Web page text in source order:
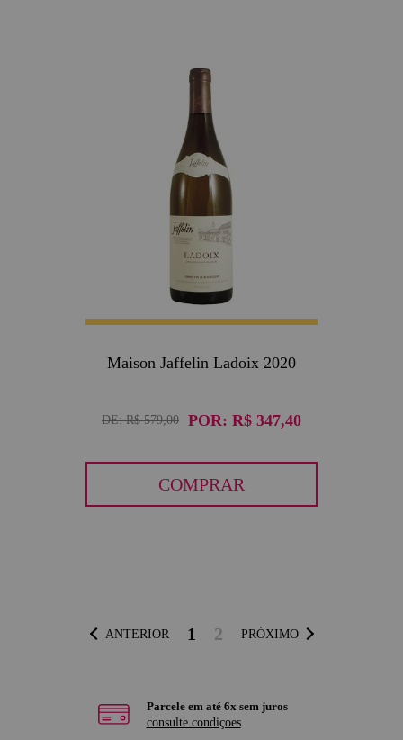
Maison Jaffelin Ladoix 2020
DE:R$ 579,00 POR: R$ 347,40
COMPRAR
ANTERIOR 1 2 PRÓXIMO
Parcele em até 6x sem juros
consulte condiçoes